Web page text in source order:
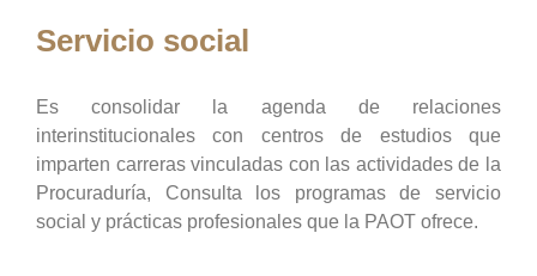
Servicio social
Es consolidar la agenda de relaciones
interinstitucionales con centros de estudios que
imparten carreras vinculadas con las actividades de la
Procuraduría, Consulta los programas de servicio
social y prácticas profesionales que la PAOT ofrece.